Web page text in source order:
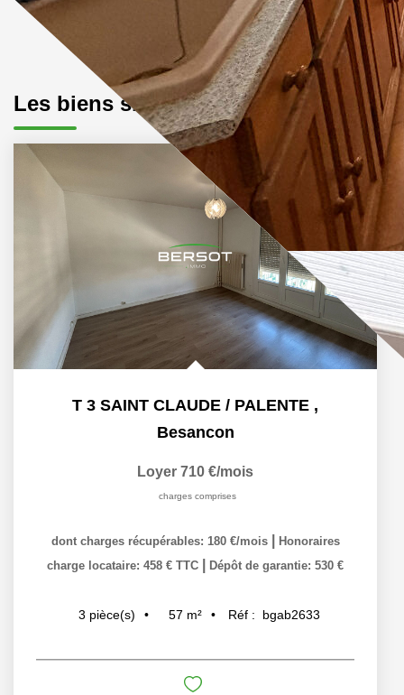
Les biens similaires
T 3 SAINT CLAUDE / PALENTE ,
Besancon
Loyer 710 €/mois
charges comprises
dont charges récupérables: 180 €/mois
Honoraires
charge locataire: 458 € TTC
Dépôt de garantie: 530 €
3 pièce(s) 57 m² Réf : bgab2633